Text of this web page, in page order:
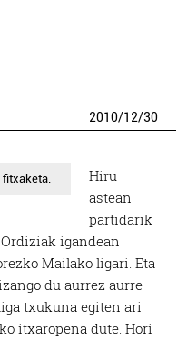
2010/12/30
fitxaketa.
Hiru
astean
partidarik
igandean
Mailako ligari. Eta
du aurrez aurre
txukuna egiten ari
itxaropena dute. Hori